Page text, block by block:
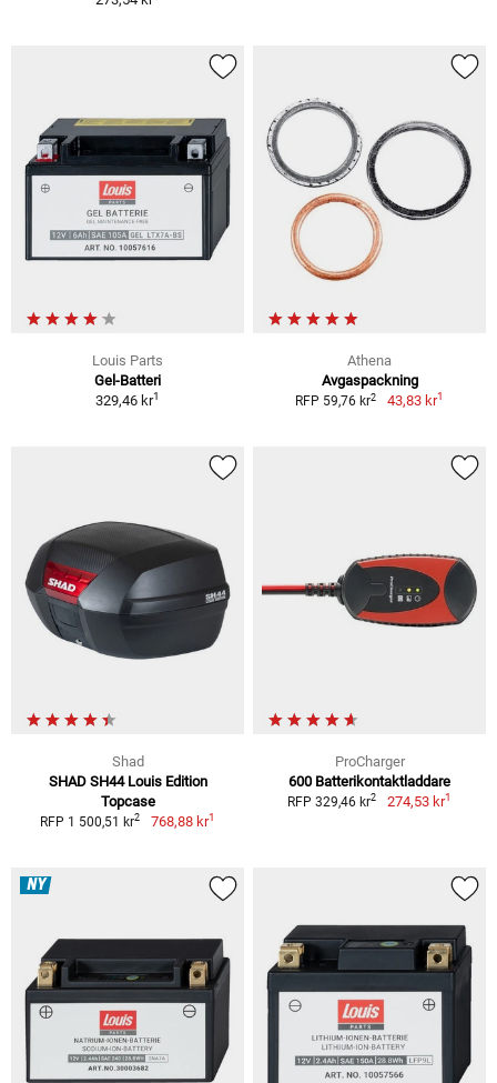
Louis Parts
Gel-Batteri
329,46 kr1
Athena
Avgaspackning
RFP 59,76 kr2 43,83 kr1
Shad
SHAD SH44 Louis Edition
Topcase
RFP 1 500,51 kr2 768,88 kr1
ProCharger
600 Batterikontaktladdare
RFP 329,46 kr2 274,53 kr1
NY